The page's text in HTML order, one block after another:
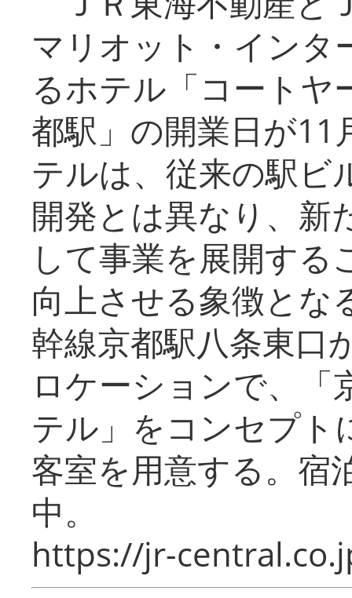
マリオット・インタ
るホテル「コートヤ
都駅」の開業日が11
テルは、従来の駅ビ
開発とは異なり、新
して事業を展開する
向上させる象徴とな
幹線京都駅八条東口
ロケーションで、「
テル」をコンセプト
客室を用意する。宿
中。
https://jr-